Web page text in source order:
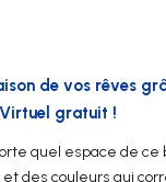
de vos rêves
gratuit !
quel espace de ce
des couleurs qui